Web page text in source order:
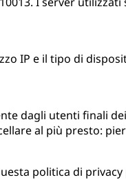
IP e il tipo di
dagli utenti finali
al più presto:
politica di